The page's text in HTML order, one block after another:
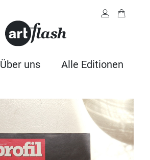
Über uns Alle Editionen